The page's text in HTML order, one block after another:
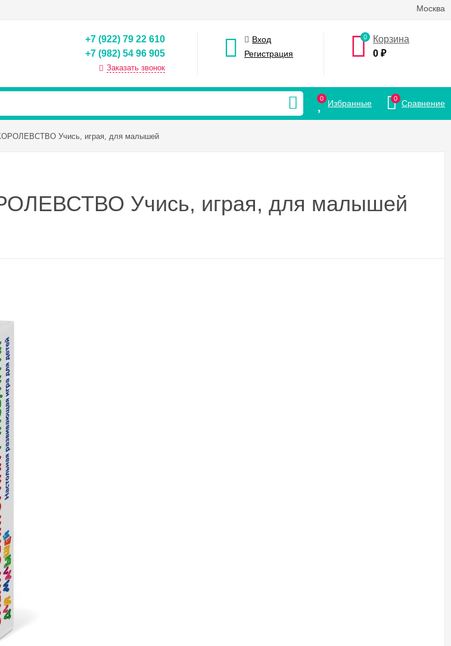
Москва
+7 (922) 79 22 610
+7 (982) 54 96 905
Заказать звонок
Вход
Регистрация
0
Корзина
0₽
0 Избранные 0 Сравнение
Учись, играя, для малышей
Учись, играя, для малышей